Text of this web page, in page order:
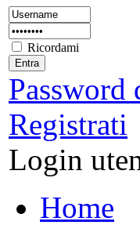
Ricordami
Password
Registrati
Login
Home